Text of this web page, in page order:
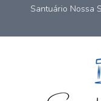
Santuário Nossa